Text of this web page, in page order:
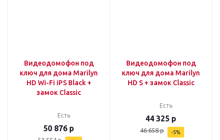
Видеодомофон под
ключ для дома Marilyn
HD Wi-Fi iPS Black +
замок Classic
Есть
50 876 р
Видеодомофон под
ключ для дома Marilyn
HD S + замок Classic
Есть
44 325 р
46 658р -5%